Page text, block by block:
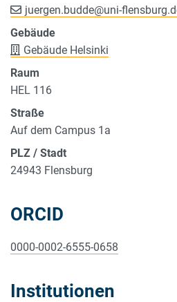
juergen.budde@uni-
Gebäude
Gebäude Helsinki
Raum
HEL 116
Straße
Auf dem Campus 1a
PLZ / Stadt
24943 Flensburg
ORCID
0000-0002-6555-0658
Institutionen